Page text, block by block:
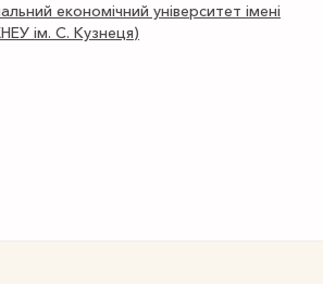
економічний університет імені
ім. С. Кузнеця)